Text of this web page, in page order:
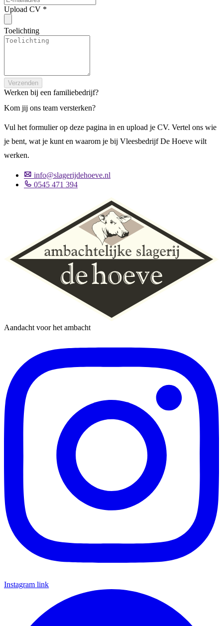
Upload CV *
Toelichting
Verzenden
Werken bij een familiebedrijf?
Kom jij ons team versterken?
Vul het formulier op deze pagina in en upload je CV. Vertel ons wie
je bent, wat je kunt en waarom je bij Vleesbedrijf De Hoeve wilt
werken.
info@slagerijdehoeve.nl
0545 471 394
Aandacht voor het ambacht
Instagram link